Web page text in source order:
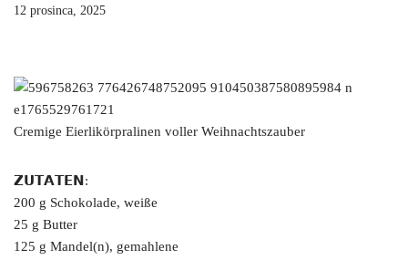
12 prosinca, 2025
Cremige Eierlikörpralinen voller Weihnachtszauber
𝗭𝗨𝗧𝗔𝗧𝗘𝗡:
200 g Schokolade, weiße
25 g Butter
125 g Mandel(n), gemahlene